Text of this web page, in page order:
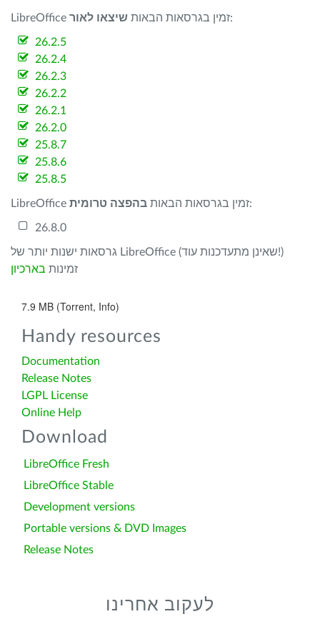
LibreOffice זמין בגרסאות הבאות שיצאו לאור :
26.2.5
26.2.4
26.2.3
26.2.2
26.2.1
26.2.0
25.8.7
25.8.6
25.8.5
LibreOffice זמין בגרסאות הבאות בהפצה טרומית :
26.8.0
גרסאות ישנות יותר של LibreOffice (שאינן מתעדכנות עוד!)
זמינות בארכיון
7.9 MB (Torrent, Info)
Handy resources
Documentation
Release Notes
LGPL License
Online Help
Download
LibreOffice Fresh
LibreOffice Stable
Development versions
Portable versions & DVD Images
Release Notes
לעקוב אחרינו